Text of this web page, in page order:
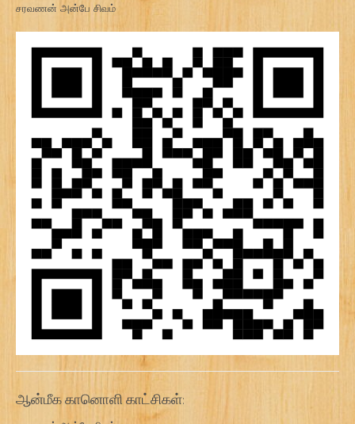
சரவணன் அன்பே சிவம்
ஆன்மீக கானொளி காட்சிகள்: